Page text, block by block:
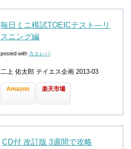
毎日ミニ模試TOEICテスト―リ
スニング編
posted with カエレバ
二上 佑太郎 テイエス企画 2013-03
Amazon 楽天市場
CD付 改訂版 3週間で攻略